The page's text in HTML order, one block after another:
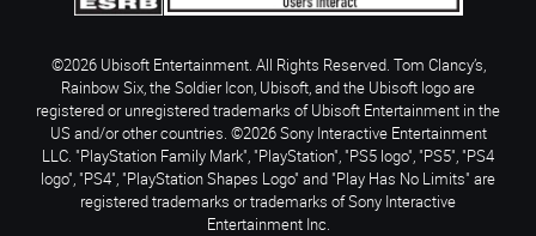
©2026 Ubisoft Entertainment. All Rights Reserved. Tom Clancy’s,
Rainbow Six, the Soldier Icon, Ubisoft, and the Ubisoft logo are
registered or unregistered trademarks of Ubisoft Entertainment in the
US and/or other countries. ©2026 Sony Interactive Entertainment
LLC. "PlayStation Family Mark", "PlayStation", "PS5 logo", "PS5", "PS4
logo", "PS4", "PlayStation Shapes Logo" and "Play Has No Limits" are
registered trademarks or trademarks of Sony Interactive
Entertainment Inc.